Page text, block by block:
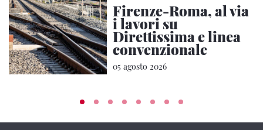
Firenze-Roma, al via
i lavori su
Direttissima e linea
convenzionale
05 agosto 2026